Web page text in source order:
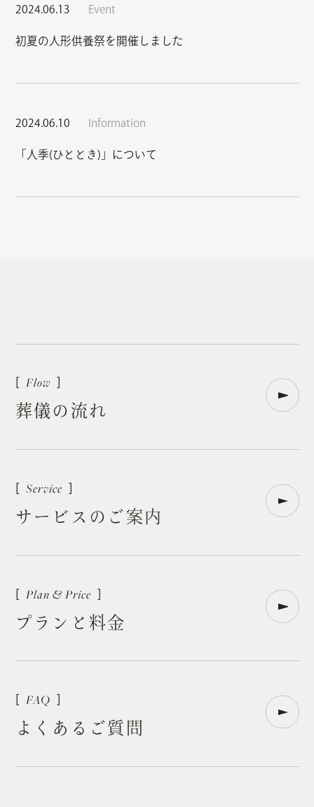
2024.06.13 Event
初夏の人形供養祭を開催しました
2024.06.10 Information
「人季(ひととき)」について
葬儀 の 流 れ
サ ー ビ ス の ご 案 内
プ ラ ン と 料金
よ く あ る ご 質 問